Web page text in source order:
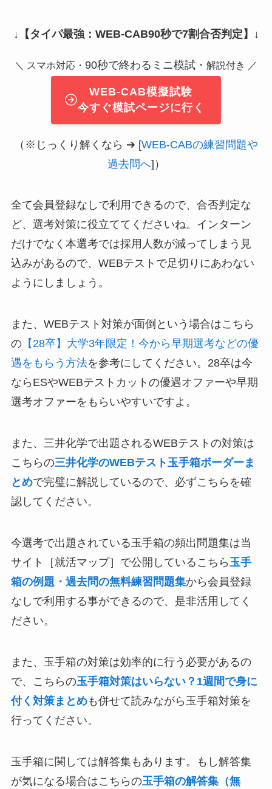
↓ 【タイパ最強：WEB-CAB90秒で7割合否判定】 ↓
＼ スマホ対応・ 90秒で終わるミニ模試・ 解説付き ／
WEB-CAB模擬試験
今すぐ模試ページに行く
（※じっくり解くなら ➔ [WEB-CABの練習問題や
過去問へ]）
全て会員登録なしで利用できるので、合否判定な
ど、選考対策に役立ててくださいね。インターン
だけでなく本選考では採用人数が減ってしまう見
込みがあるので、WEBテストで足切りにあわない
ようにしましょう。
また、WEBテスト対策が面倒という場合はこちら
の【28卒】大学3年限定！今から早期選考などの優
遇をもらう方法を参考にしてください。28卒は今
ならESやWEBテストカットの優遇オファーや早期
選考オファーをもらいやすいですよ。
また、三井化学で出題されるWEBテストの対策は
こちらの三井化学のWEBテスト玉手箱ボーダーま
とめで完璧に解説しているので、必ずこちらを確
認してください。
今選考で出題されている玉手箱の頻出問題集は当
サイト［就活マップ］で公開しているこちら 玉手
箱の例題・過去問の無料練習問題集から会員登録
なしで利用する事ができるので、是非活用してく
ださい。
また、玉手箱の対策は効率的に行う必要があるの
で、こちらの玉手箱対策はいらない？1週間で身に
付く対策まとめも併せて読みながら玉手箱対策を
行ってください。
玉手箱に関しては解答集もあります。もし解答集
が気になる場合はこちらの玉手箱の解答集（無